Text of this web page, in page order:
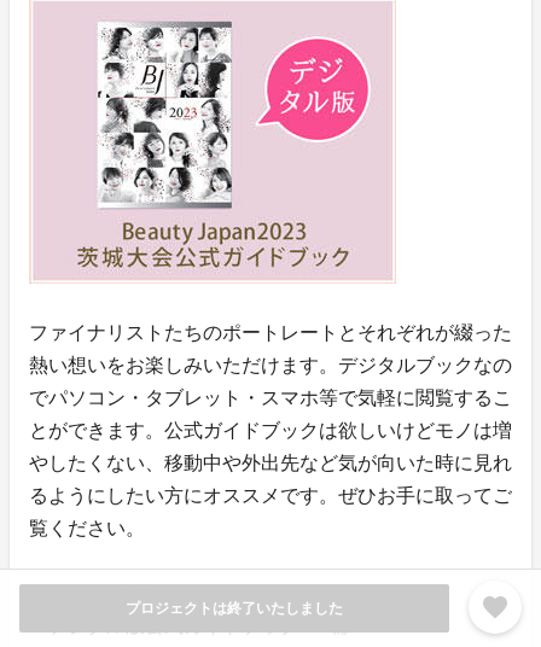
プロジェクトは終了いたしました favorite
ファイナリストたちのポートレートとそれぞれが綴った
熱い想いをお楽しみいただけます。デジタルブックなの
でパソコン・タブレット・スマホ等で気軽に閲覧するこ
とができます。公式ガイドブックは欲しいけどモノは増
やしたくない、移動中や外出先など気が向いた時に見れ
るようにしたい方にオススメです。ぜひお手に取ってご
覧ください。